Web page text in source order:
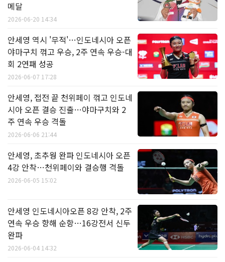
메달
2026-06-20 14:34
안세영 역시 '무적'…인도네시아 오픈
야마구치 꺾고 우승, 2주 연속 우승-대
회 2연패 성공
2026-06-07 17:28
안세영, 접전 끝 천위페이 꺾고 인도네
시아 오픈 결승 진출…야마구치와 2
주 연속 우승 격돌
2026-06-06 21:44
안세영, 초추웡 완파 인도네시아 오픈
4강 안착…천위페이와 결승행 격돌
2026-06-05 15:02
안세영 인도네시아오픈 8강 안착, 2주
연속 우승 향해 순항…16강전서 신두
완파
2026-06-04 14:32